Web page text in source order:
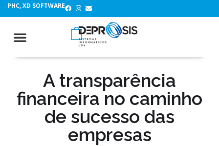
PHC, XD SOFTWARE
A transparência
financeira no caminho
de sucesso das
empresas